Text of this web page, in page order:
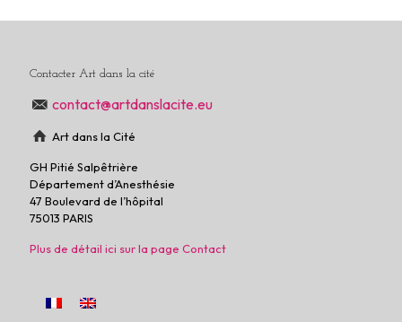
Contacter Art dans la cité
contact@artdanslacite.eu
Art dans la Cité
GH Pitié Salpêtrière
Département d’Anesthésie
47 Boulevard de l’hôpital
75013 PARIS
Plus de détail ici sur la page Contact